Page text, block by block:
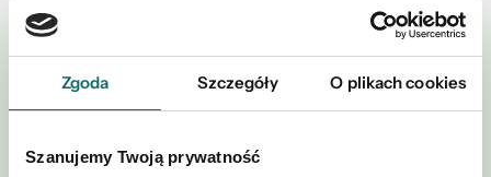
Zgoda Szczegóły O plikach cookies
Szanujemy Twoją prywatność
Zapytaj o tę ofertę